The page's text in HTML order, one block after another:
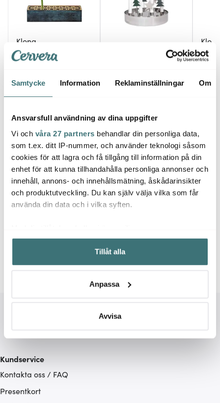
Samtycke Information Reklaminställningar Om
Ansvarsfull användning av dina uppgifter
Vi och våra 27 partners behandlar din personliga data,
som t.ex. ditt IP-nummer, och använder teknologi såsom
cookies för att lagra och få tillgång till information på din
enhet för att kunna tillhandahålla personliga annonser och
innehåll, annons- och innehållsmätning, åskådarinsikter
och produktutveckling. Du kan själv välja vilka som får
använda din data och i vilka syften.
Samla in information om din geografiska plats som
kan ha en noggrannhet på upp till flera meter
Identifiera din enhet genom att aktivt skanna den för
Ta reda på mer om hur dina personliga uppgifter
Du kan ändra eller dra tillbaka ditt samtycke när som
ska anpassas efter det som vi tror att du tycker om. Det
gör också att vi kan analysera vår trafik och göra
som du vill dela med dig av.
Tillåt alla
Anpassa
Avvisa
Klong
Äng vas rektangulär
Blågrön/Mässing
1675 kr
Jubel Advent Rostfri
2175 kr
Klong
2150
Låt dig inspireras av våra kunder
Kundservice
Kontakta oss / FAQ
Presentkort